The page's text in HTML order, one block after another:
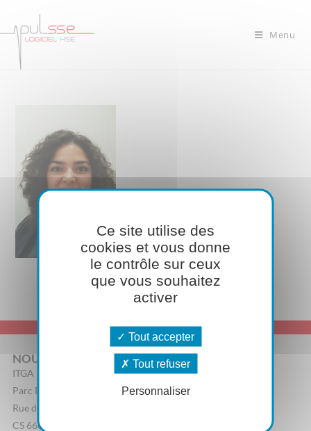
Menu
NOUS CONTACTER
ITGA
Parc Edonia, Bâtiment R
Rue de la Terre Adélie
CS 66862
Ce site utilise des
cookies et vous donne
le contrôle sur ceux
que vous souhaitez
activer
Tout accepter
Tout refuser
Personnaliser